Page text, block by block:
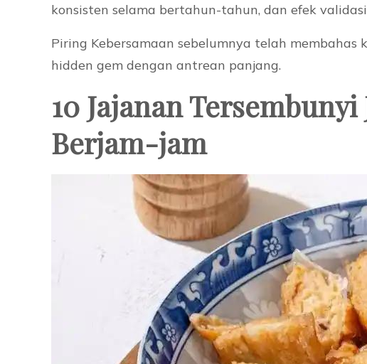
konsisten selama bertahun-tahun, dan efek
Piring Kebersamaan sebelumnya telah membahas
hidden gem dengan antrean panjang.
10 Jajanan
Berjam-jam